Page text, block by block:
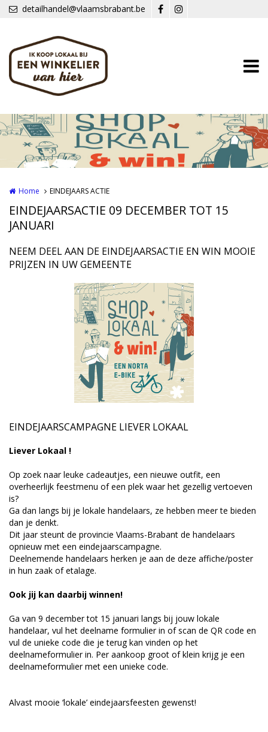
Overslaan en naar de inhoud gaan
detailhandel@vlaamsbrabant.be
Home EINDEJAARS ACTIE
EINDEJAARSACTIE 09 DECEMBER TOT 15
JANUARI
NEEM DEEL AAN DE EINDEJAARSACTIE EN WIN MOOIE
PRIJZEN IN UW GEMEENTE
EINDEJAARSCAMPAGNE LIEVER LOKAAL
Liever Lokaal !
Op zoek naar leuke cadeautjes, een nieuwe outfit, een
overheerlijk feestmenu of een plek waar het gezellig vertoeven
is?
Ga dan langs bij je lokale handelaars, ze hebben meer te bieden
dan je denkt.
Dit jaar steunt de provincie Vlaams-Brabant de handelaars
opnieuw met een eindejaarscampagne.
Deelnemende handelaars herken je aan de deze affiche/poster
in hun zaak of etalage.
Ook jij kan daarbij winnen!
Ga van 9 december tot 15 januari langs bij jouw lokale
handelaar, vul het deelname formulier in of scan de QR code en
vul de unieke code die je terug kan vinden op het
deelnameformulier in. Per aankoop groot of klein krijg je een
deelnameformulier met een unieke code.
Alvast mooie ‘lokale’ eindejaarsfeesten gewenst!